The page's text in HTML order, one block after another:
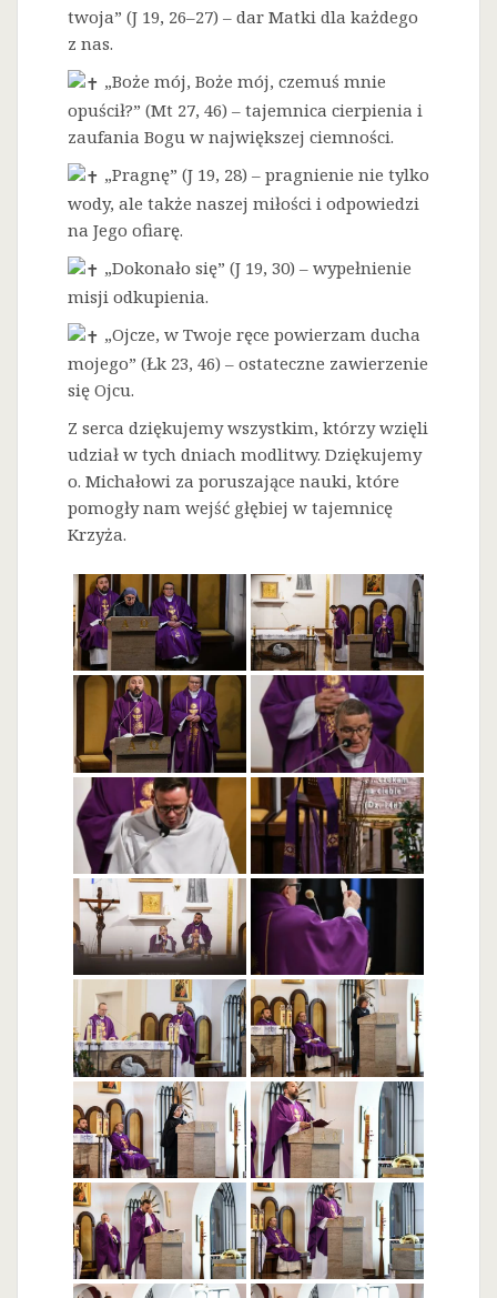
twoja” (J 19, 26–27) – dar Matki dla każdego
z nas.
„Boże mój, Boże mój, czemuś mnie
opuścił?” (Mt 27, 46) – tajemnica cierpienia i
zaufania Bogu w największej ciemności.
„Pragnę” (J 19, 28) – pragnienie nie tylko
wody, ale także naszej miłości i odpowiedzi
na Jego ofiarę.
„Dokonało się” (J 19, 30) – wypełnienie
misji odkupienia.
„Ojcze, w Twoje ręce powierzam ducha
mojego” (Łk 23, 46) – ostateczne zawierzenie
się Ojcu.
Z serca dziękujemy wszystkim, którzy wzięli
udział w tych dniach modlitwy. Dziękujemy
o. Michałowi za poruszające nauki, które
pomogły nam wejść głębiej w tajemnicę
Krzyża.